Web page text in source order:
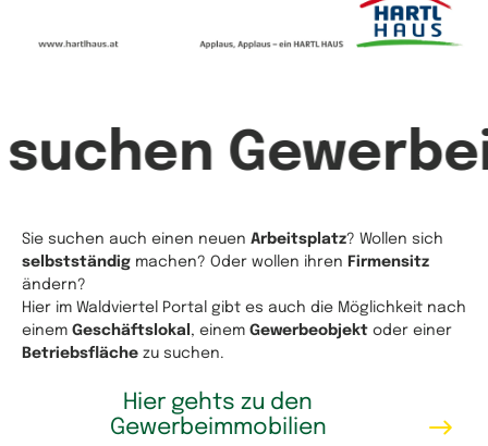
suchen
Sie suchen auch einen neuen Arbeitsplatz? Wollen sich
selbstständig machen? Oder wollen ihren Firmensitz
ändern?
Hier im Waldviertel Portal gibt es auch die Möglichkeit nach
einem Geschäftslokal , einem Gewerbeobjekt oder einer
Betriebsfläche zu suchen.
Hier gehts zu den
Gewerbeimmobilien